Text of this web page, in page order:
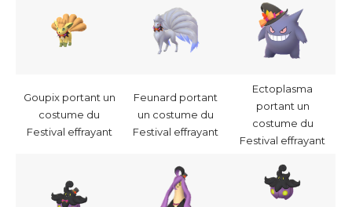
Goupix portant un
costume du
Festival effrayant
Feunard portant
un costume du
Festival effrayant
Ectoplasma
portant un
costume du
Festival effrayant